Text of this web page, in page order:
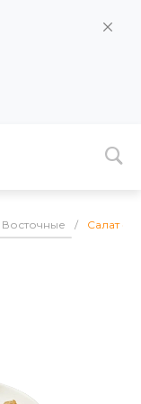
Восточные / Салат